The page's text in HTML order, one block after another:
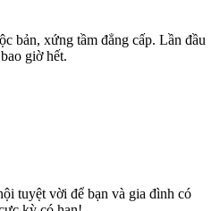
bản, xứng tầm đẳng cấp. Lần đầu
giờ hết.
tuyệt vời để bạn và gia đình có